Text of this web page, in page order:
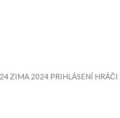
ZIMA 2024 PRIHLÁSENÍ HRÁČI